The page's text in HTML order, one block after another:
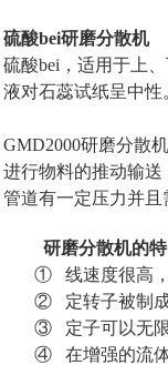
硫酸bei研磨分散机
硫酸bei，适用于上
液对石蕊试纸呈中性
GMD2000研磨分散
进行物料的推动输
管道有一定压力并
研磨分散机的
① 线速度很高，
② 定转子被制成
③ 定子可以无限
④ 在增强的流体